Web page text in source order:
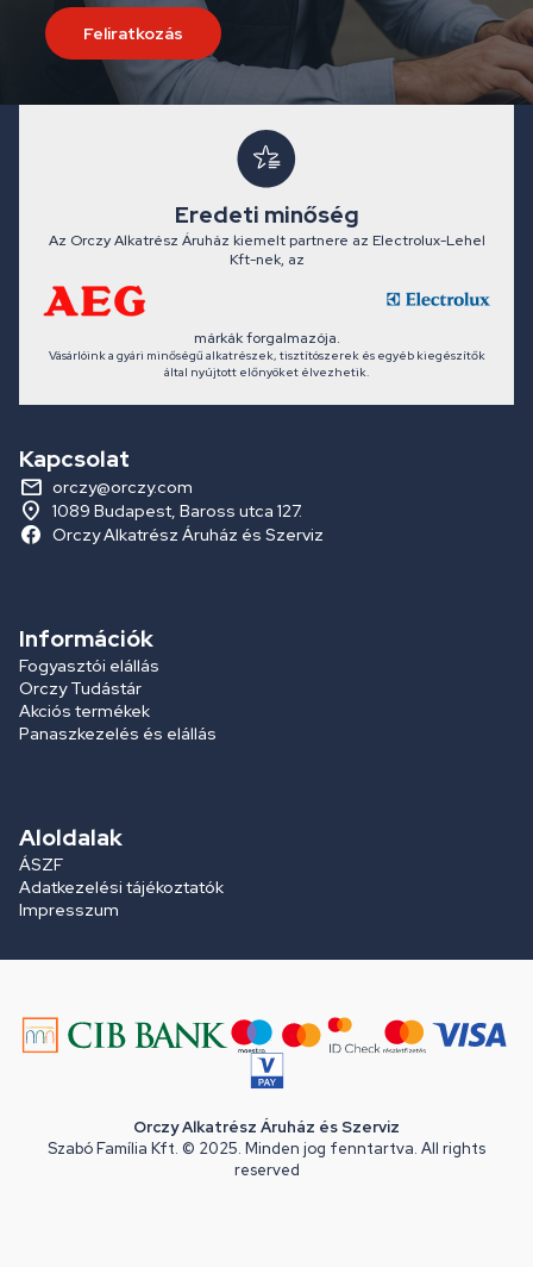
Feliratkozás
Eredeti minőség
Az Orczy Alkatrész Áruház kiemelt partnere az Electrolux-Lehel
Kft-nek, az
márkák forgalmazója.
Vásárlóink a gyári minőségű alkatrészek, tisztítószerek és egyéb kiegészítők
által nyújtott előnyöket élvezhetik.
Kapcsolat
orczy@orczy.com
1089 Budapest, Baross utca 127.
Orczy Alkatrész Áruház és Szerviz
Információk
Fogyasztói elállás
Orczy Tudástár
Akciós termékek
Panaszkezelés és elállás
Aloldalak
ÁSZF
Adatkezelési tájékoztatók
Impresszum
Orczy Alkatrész Áruház és Szerviz
Szabó Família Kft. © 2025. Minden jog fenntartva. All rights
reserved